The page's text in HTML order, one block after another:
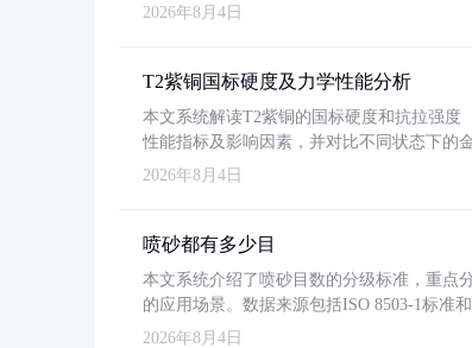
2026年8月4日
T2紫铜国标硬度及力学性能分析
本文系统解读T2紫铜的国标硬度和抗拉强度
性能指标及影响因素，并对比不同状态下的
2026年8月4日
喷砂都有多少目
本文系统介绍了喷砂目数的分级标准，重点
的应用场景。数据来源包括ISO 8503-1标准
2026年8月4日